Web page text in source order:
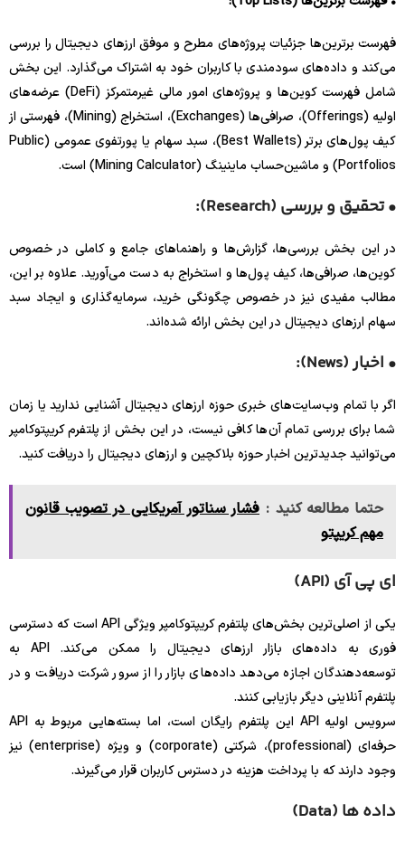
فهرست برترین‌ها جزئیات پروژه‌های مطرح و موفق ارزهای دیجیتال را بررسی
می‌کند و داده‌های سودمندی با کاربران خود به اشتراک می‌گذارد. این بخش
شامل فهرست کوین‌ها و پروژه‌های امور مالی غیرمتمرکز (DeFi) عرضه‌های
اولیه (Offerings)، صرافی‌ها (Exchanges)، استخراج (Mining)، فهرستی از
کیف پول‌های برتر (Best Wallets)، سبد سهام یا پورتفوی عمومی (Public
Portfolios) و ماشین‌حساب ماینینگ (Mining Calculator) است.
• تحقیق و بررسی‌ (Research):
در این بخش بررسی‌ها، گزارش‌ها و راهنماهای جامع و کاملی در خصوص
کوین‌ها، صرافی‌ها، کیف پول‌ها و استخراج به دست می‌آورید. علاوه بر این،
مطالب مفیدی نیز در خصوص چگونگی خرید، سرمایه‌گذاری و ایجاد سبد
سهام ارزهای دیجیتال در این بخش ارائه شده‌اند.
• اخبار (News):
اگر با تمام وب‌سایت‌های خبری حوزه ارزهای دیجیتال آشنایی ندارید یا زمان
شما برای بررسی تمام آن‌ها کافی نیست، در این بخش از پلتفرم کریپتوکامپر
می‌توانید جدیدترین اخبار حوزه بلاکچین و ارزهای دیجیتال را دریافت کنید.
حتما مطالعه کنید : فشار سناتور آمریکایی در تصویب قانون
مهم کریپتو
ای پی آی (API)
یکی از اصلی‌ترین بخش‌های پلتفرم‌ کریپتوکامپر ویژگی API است که دسترسی
فوری به داده‌های بازار ارزهای دیجیتال را ممکن می‌کند. API به
توسعه‌دهندگان اجازه می‌دهد داده‌های بازار را از سرور شرکت دریافت و در
پلتفرم آنلاینی دیگر بازیابی کنند.
سرویس اولیه API این پلتفرم رایگان است، اما بسته‌هایی مربوط به API
حرفه‌ای (professional)، شرکتی (corporate) و ویژه (enterprise) نیز
وجود دارند که با پرداخت هزینه در دسترس کاربران قرار می‌گیرند.
داده ها (Data)